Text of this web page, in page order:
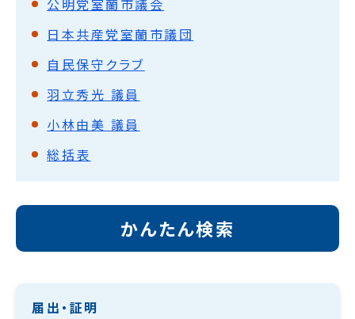
公明党室蘭市議会
日本共産党室蘭市議団
自民保守クラブ
羽立秀光 議員
小林由美 議員
総括表
かんたん検索
届出・証明